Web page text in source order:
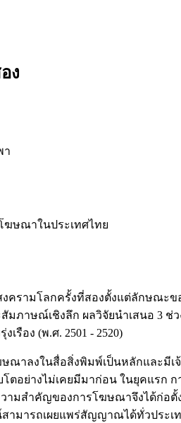
ง
า
ษณาในประเทศไทย
ามโลกครั้งที่สองตั้งแต่ลักษณะข
าษณ์เชิงลึก ผลวิจัยนำเสนอ 3 ช่
รือง (พ.ศ. 2501 - 2520)
งในสื่อสิ่งพิมพ์เป็นหลักและมีเจ้
อย่างไม่เคยมีมาก่อน ในยุคแรก
ามสำคัญของการโฆษณาจึงได้ก่อ
ามารถเผยแพร่สัญญาณได้ทั่วปร